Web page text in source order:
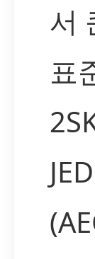
서
표